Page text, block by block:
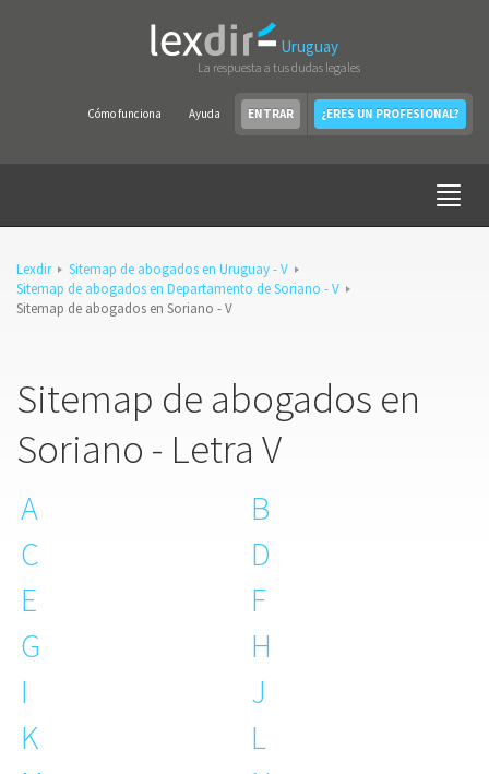
Uruguay
La respuesta a tus dudas legales
Cómo funciona Ayuda ENTRAR ¿ERES UN PROFESIONAL?
Lexdir
Sitemap de abogados en Uruguay - V
Sitemap de abogados en Departamento de Soriano - V
Sitemap de abogados en Soriano - V
Sitemap de abogados en
Soriano - Letra V
A
B
C
D
E
F
G
H
I
J
K
L